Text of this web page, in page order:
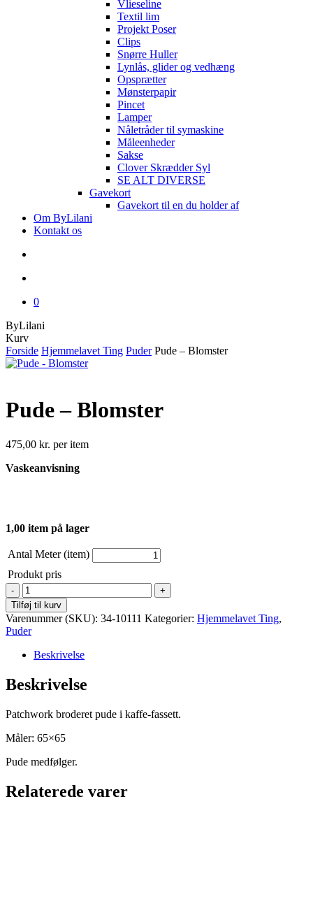
Vlieseline
Textil lim
Projekt Poser
Clips
Snørre Huller
Lynlås, glider og vedhæng
Opsprætter
Mønsterpapir
Pincet
Lamper
Nåletråder til symaskine
Måleenheder
Sakse
Clover Skrædder Syl
SE ALT DIVERSE
Gavekort
Gavekort til en du holder af
Om ByLilani
Kontakt os
0
ByLilani
KurvClose
Cart
Forside Hjemmelavet Ting Puder Pude – Blomster
Pude – Blomster
475,00 kr. per item
Vaskeanvisning
1,00 item på lager
Antal Meter (item)
Produkt pris
Pude
-
Blomster
antal
Tilføj til kurv
Varenummer (SKU): 34-10111 Kategorier: Hjemmelavet Ting,
Puder
Beskrivelse
Beskrivelse
Patchwork broderet pude i kaffe-fassett.
Måler: 65×65
Pude medfølger.
Relaterede varer